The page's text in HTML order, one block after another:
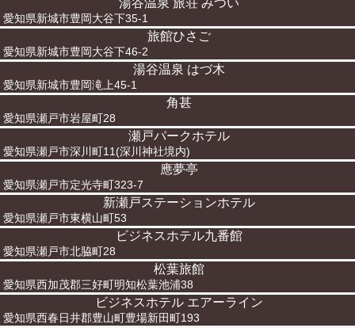
湯谷温泉 旅荘 みつい
愛知県新城市豊岡大谷下35-1
旅館ひさご
愛知県新城市豊岡大谷下46-2
湯谷温泉 はづ木
愛知県新城市豊岡滝上45-1
角甚
愛知県瀬戸市岩屋町28
瀬戸パークホテル
愛知県瀬戸市深川町11(深川神社境内)
應夢亭
愛知県瀬戸市定光寺町323-7
新瀬戸ステーションホテル
愛知県瀬戸市東横山町53
ビジネスホテル九番館
愛知県瀬戸市北脇町28
松葉旅館
愛知県西加茂郡三好町明知松葉池浦38
ビジネスホテル エアーライン
愛知県西春日井郡豊山町豊場新田町193